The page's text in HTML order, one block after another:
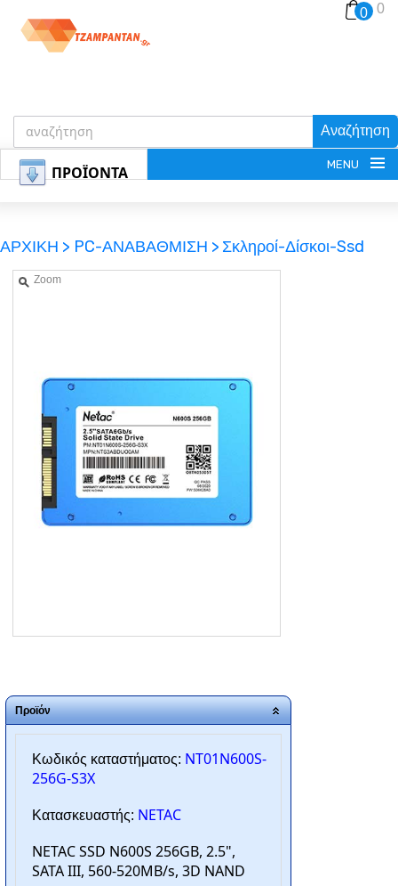
Αναζήτηση
0 0
ΠΡΟΪΟΝΤΑ MENU
ΚΑΛΑΘΙ-ΑΓΟΡΩΝ
ΑΡΧΙΚΗ
ΠΟΙΟΙ ΕΙΜΑΣΤΕ
SERVICE
ΑΡΧΙΚΗ > PC-ΑΝΑΒΑΘΜΙΣΗ > Σκληροί-Δίσκοι-Ssd
Zoom
Προϊόν
Κωδικός καταστήματος: NT01N600S-
256G-S3X
Κατασκευαστής: NETAC
NETAC SSD N600S 256GB, 2.5",
SATA III, 560-520MB/s, 3D NAND